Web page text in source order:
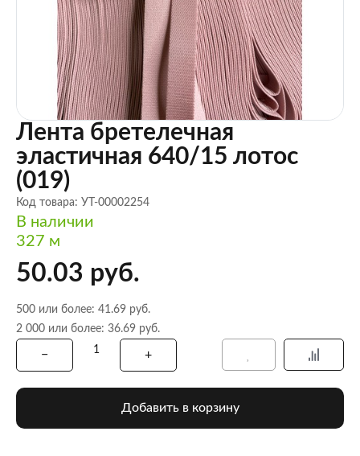
Лента бретелечная
эластичная 640/15 лотос
(019)
Код товара: УТ-00002254
В наличии
327 м
50.03 руб.
500 или более: 41.69 руб.
2 000 или более: 36.69 руб.
Добавить в корзину